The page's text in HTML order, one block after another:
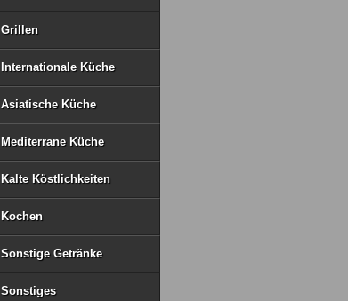
Grillen
Internationale Küche
Asiatische Küche
Mediterrane Küche
Kalte Köstlichkeiten
Kochen
Sonstige Getränke
Sonstiges